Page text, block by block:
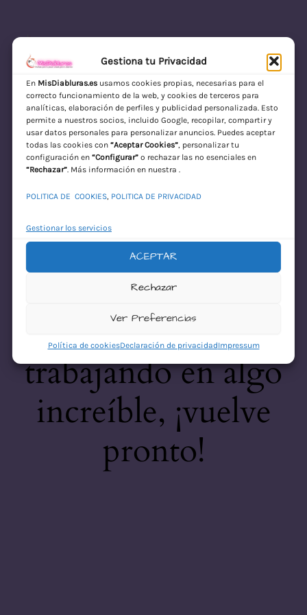
Gestiona tu Privacidad
En MisDiabluras.esusamos cookies propias, necesarias para el
correcto funcionamiento de la web, y cookies de terceros para
analíticas, elaboración de perfiles y publicidad personalizada. Esto
permite a nuestros socios, incluido Google, recopilar, compartir y
usar datos personales para personalizar anuncios. Puedes aceptar
todas las cookies con “Aceptar Cookies”, personalizar tu
configuración en “Configurar”o rechazar las no esenciales en
“Rechazar”. Más información en nuestra .
POLITICA DE COOKIES, POLITICA DE PRIVACIDAD
Gestionar los servicios
ACEPTAR
Rechazar
Ver Preferencias
Política de cookiesDeclaración de privacidadImpressum
MisDiabluras | Sexshop Online con Envío
Discreto en España
Acceder
¡Disculpa este
desastre! Estamos
trabajando en algo
increíble, ¡vuelve
pronto!